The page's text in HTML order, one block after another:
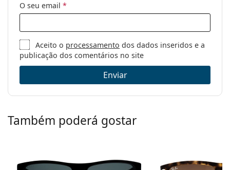
O seu email *
Aceito o processamento dos dados inseridos e a
publicação dos comentários no site
Enviar
Também poderá gostar